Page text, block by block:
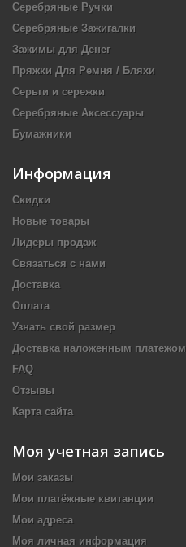
Серебряные Ручки
Серебряные Зажигалки
Зажимы для Денег
Пряжки Для Ремня / Бляхи
Серьги и сережки
Серебряные Аксессуары
Бумажники
Информация
Скидки
Новые товары
Лидеры продаж
Связаться с нами
Доставка
Оплата
Узнать свой размер
Доставка наложенным платежом
FAQ
Отзывы
Карта сайта
Моя учетная запись
Мои заказы
Мои платёжные квитанции
Мои адреса
Моя личная информация